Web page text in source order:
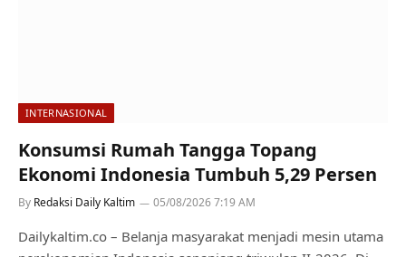
INTERNASIONAL
Konsumsi Rumah Tangga Topang
Ekonomi Indonesia Tumbuh 5,29 Persen
By Redaksi Daily Kaltim 05/08/2026 7:19 AM
Dailykaltim.co – Belanja masyarakat menjadi mesin utama